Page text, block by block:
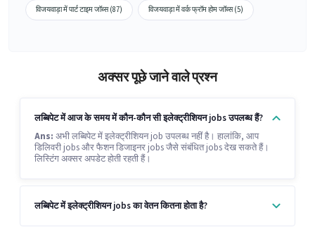
विजयवाड़ा में पार्ट टाइम जॉब्स (87) विजयवाड़ा में वर्क फ्रॉम होम जॉब्स (5)
अक्सर पूछे जाने वाले प्रश्न
लब्बिपेट में आज के समय में कौन-कौन सी इलेक्ट्रीशियन jobs उपलब्ध हैं?
Ans: अभी लब्बिपेट में इलेक्ट्रीशियन job उपलब्ध नहीं है। हालांकि, आप
डिलिवरी jobs और फैशन डिजाइनर jobs जैसे संबंधित jobs देख सकते हैं।
लिस्टिंग अक्सर अपडेट होती रहती हैं।
लब्बिपेट में इलेक्ट्रीशियन jobs का वेतन कितना होता है?